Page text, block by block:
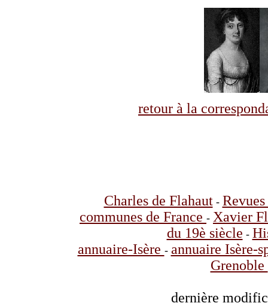
retour à la
Charles de Flahaut-
communes de France - Xavier
du 19è siècle -
annuaire-Isère - annuaire Isère-
Grenoble
dernière